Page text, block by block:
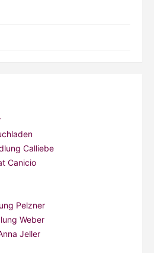
Calliebe
Canicio
Pelzner
Weber
Jeller